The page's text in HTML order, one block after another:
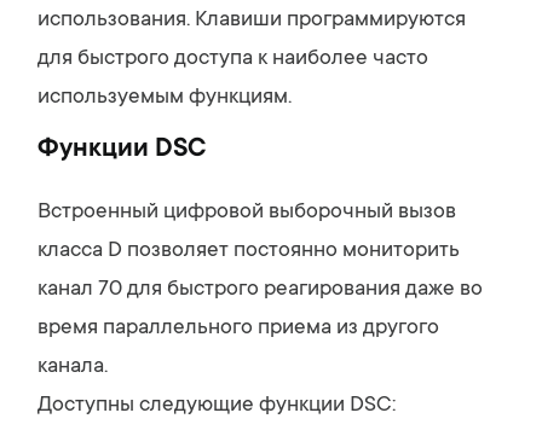
использования. Клавиши программируются
для быстрого доступа к наиболее часто
используемым функциям.
Функции DSC
Встроенный цифровой выборочный вызов
класса D позволяет постоянно мониторить
канал 70 для быстрого реагирования даже во
время параллельного приема из другого
канала.
Доступны следующие функции DSC: